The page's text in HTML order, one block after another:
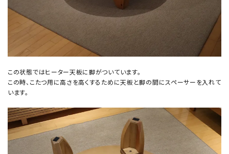
この状態ではヒーター天板に脚がついています。
この時、こたつ用に高さを高くするために天板と脚の間にスペーサーを入れて
います。